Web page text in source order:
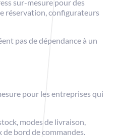
sur-mesure pour des
réservation, configurateurs
pas de dépendance à un
pour les entreprises qui
modes de livraison,
bord de commandes.